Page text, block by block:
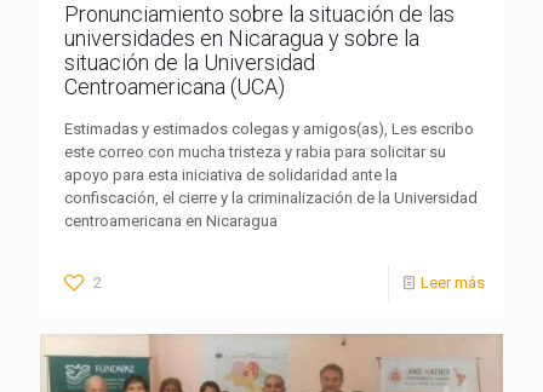
Pronunciamiento sobre la situación de las
universidades en Nicaragua y sobre la
situación de la Universidad
Centroamericana (UCA)
Estimadas y estimados colegas y amigos(as), Les escribo
este correo con mucha tristeza y rabia para solicitar su
apoyo para esta iniciativa de solidaridad ante la
confiscación, el cierre y la criminalización de la Universidad
centroamericana en Nicaragua
2 Leer más